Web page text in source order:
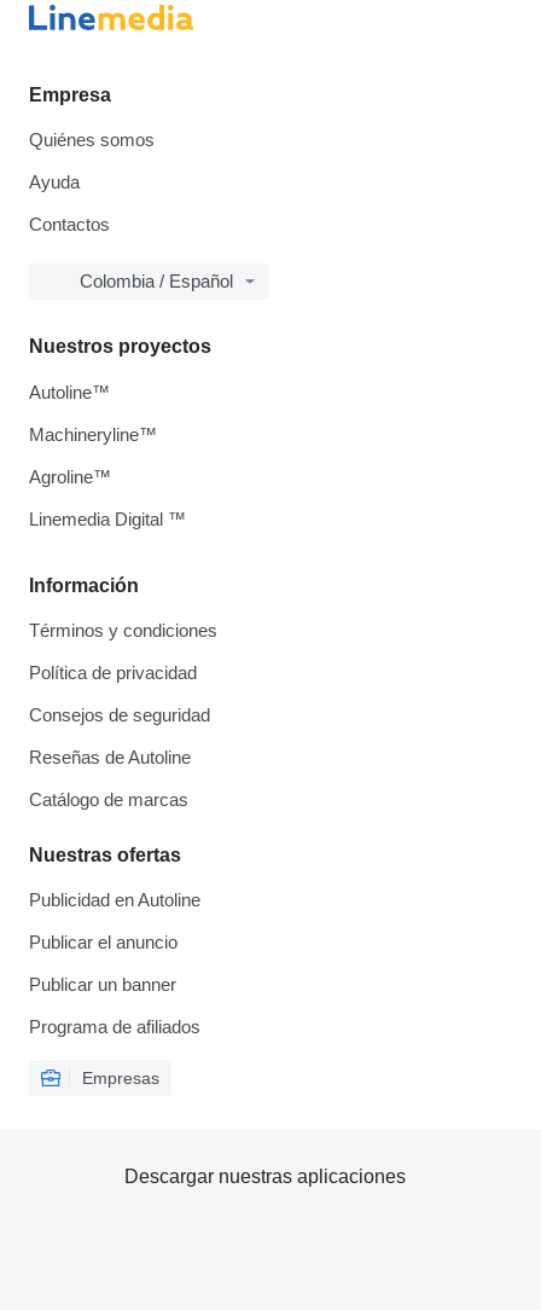
Empresa
Quiénes somos
Ayuda
Contactos
Colombia / Español
Información
Términos y condiciones
Política de privacidad
Consejos de seguridad
Reseñas de Autoline
Catálogo de marcas
Nuestras ofertas
Publicidad en Autoline
Publicar el anuncio
Publicar un banner
Programa de afiliados
Empresas
Nuestros proyectos
Autoline™
Machineryline™
Agroline™
Linemedia Digital ™
Descargar nuestras aplicaciones